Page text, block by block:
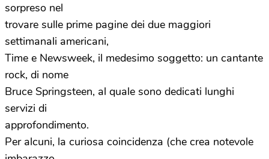
sorpreso nel
trovare sulle prime pagine dei due maggiori
settimanali americani,
Time e Newsweek, il medesimo soggetto: un cantante
rock, di nome
Bruce Springsteen, al quale sono dedicati lunghi
servizi di
approfondimento.
Per alcuni, la curiosa coincidenza (che crea notevole